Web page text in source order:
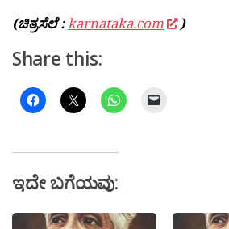
(ಚಿತ್ರಸೆಲೆ :karnataka.com )
Share this:
ಇದೇ ಬಗೆಯವು: